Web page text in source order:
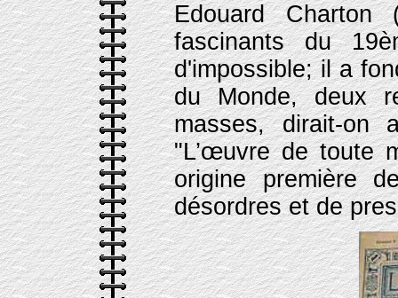
Edouard Charton
fascinants du
d'impossible; il a
du Monde, deux
masses, dirait-on
"L’œuvre de toute
origine première
désordres et de